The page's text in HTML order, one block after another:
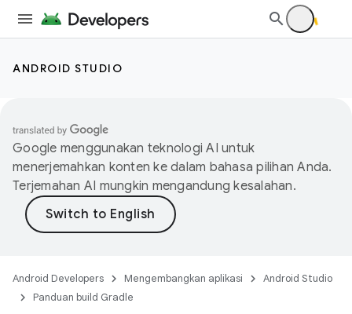
ANDROID STUDIO
Google menggunakan teknologi AI untuk
menerjemahkan konten ke dalam bahasa pilihan Anda.
Terjemahan AI mungkin mengandung kesalahan.
Android Developers Mengembangkan aplikasi
Android Studio
Panduan build Gradle